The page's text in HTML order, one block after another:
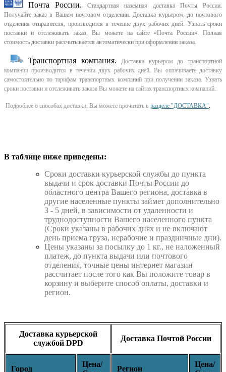
Почта России.
Стандартная наземная доставка Почты России.
Получайте заказ в Вашем почтовом отделении. Доставка курьером, до почтового
отделения отправителя, производится в течение двух рабочих дней. Узнать сроки
поставки и отслеживать заказ, Вы можете на сайте «Почта России». Полная
стоимость доставки рассчитывается автоматически при оформлении заказа.
Транспортная компания.
Доставка курьером до транспортной
компании производится в течении двух рабочих дней. Вы оплачиваете доставку
самостоятельно по тарифам транспортных компаний при получении заказа. Узнать
сроки поставки и отслеживать заказа Вы можете на сайтах транспортных компаний.
Подробнее о способах доставки, Вы можете прочитать в разделе "ДОСТАВКА".
В таблице ниже приведены:
Cроки доставки курьерской службы до пункта
выдачи и срок доставки Почты России до
областного центра Вашего региона, доставка в
другие населенные пункты займет дополнительно
3 - 5 дней, в зависимости от удаленности и
труднодоступности Вашего населенного пункта
(Сроки указаны в рабочих днях и не включают
день приема груза, нерабочие и праздничные дни).
Цены указаны за посылку до 1 кг., не наложенный
платеж, до пункта выдачи или почтового
отделения, точные цены интернет магазин
рассчитает после того как Вы положите товар в
корзину и выберите способ оплаты, доставки и
регион.
Доставка курьерской
службой DPD
Доставка Почтой России
Город
Цена/
Регион
Цена/